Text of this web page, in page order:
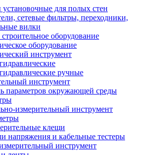
для полых стен
сетевые фильтры, переходники,
вилки
оборудование
оборудование
инструмент
ручные
инструмент
параметров окружающей среды
измерительный инструмент
клещи
напряжения и кабельные тестеры
инструмент